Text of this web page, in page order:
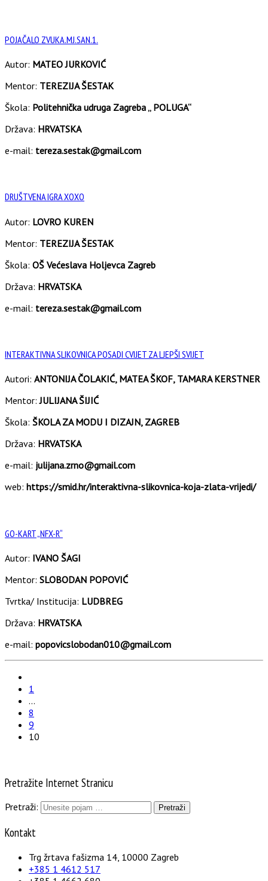
POJAČALO ZVUKA.MJ.SAN.1.
Autor: MATEO JURKOVIĆ
Mentor: TEREZIJA ŠESTAK
Škola: Politehnička udruga Zagreba „ POLUGA“
Država: HRVATSKA
e-mail: tereza.sestak@gmail.com
DRUŠTVENA IGRA XOXO
Autor: LOVRO KUREN
Mentor: TEREZIJA ŠESTAK
Škola: OŠ Većeslava Holjevca Zagreb
Država: HRVATSKA
e-mail: tereza.sestak@gmail.com
INTERAKTIVNA SLIKOVNICA POSADI CVIJET ZA LJEPŠI SVIJET
Autori: ANTONIJA ČOLAKIĆ, MATEA ŠKOF, TAMARA KERSTNER
Mentor:JULIJANA ŠIJIĆ
Škola: ŠKOLA ZA MODU I DIZAJN, ZAGREB
Država: HRVATSKA
e-mail: julijana.zrno@gmail.com
web: https://smid.hr/interaktivna-slikovnica-koja-zlata-vrijedi/
GO-KART „NFX-R“
Autor: IVANO ŠAGI
Mentor: SLOBODAN POPOVIĆ
Tvrtka/ Institucija: LUDBREG
Država: HRVATSKA
e-mail: popovicslobodan010@gmail.com
1
…
8
9
10
Pretražite Internet Stranicu
Pretraži:
Kontakt
Trg žrtava fašizma 14, 10000 Zagreb
+385 1 4612 517